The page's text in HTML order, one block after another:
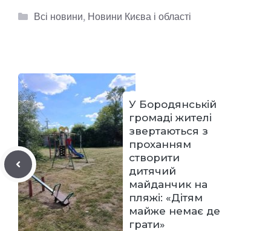
Категорії
Всі новини, Новини Києва і області
У Бородянській
громаді жителі
звертаються з
проханням
створити
дитячий
майданчик на
пляжі: «Дітям
майже немає де
грати»